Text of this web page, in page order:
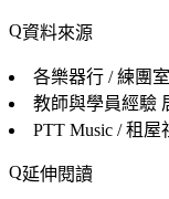
資料來源
各樂器行 / 練團室
教師與學員經驗
PTT Music / 租屋
延伸閱讀